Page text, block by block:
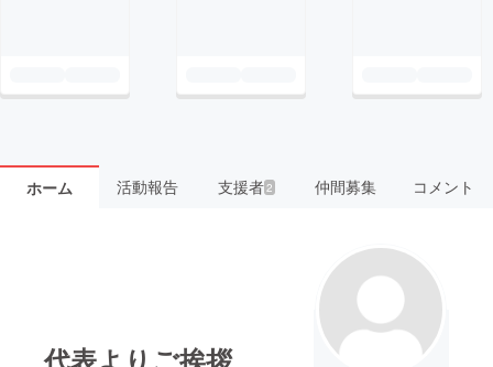
ホーム 活動報告 支援者 2 仲間募集 コメント
代表よりご挨拶